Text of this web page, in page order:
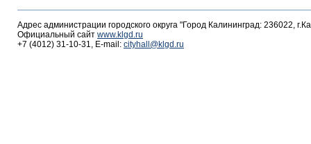
Адрес администрации городского округа "Город Калининград: 236022,
Официальный сайт www.klgd.ru
+7 (4012) 31-10-31, E-mail: cityhall@klgd.ru